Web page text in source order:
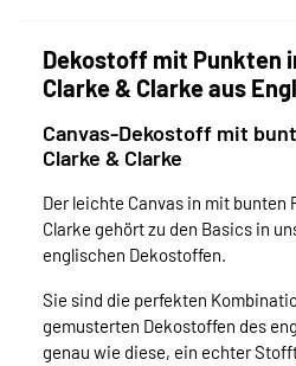
Dekostoff mit Punkten
Clarke & Clarke aus
Canvas-Dekostoff mit
Clarke & Clarke
Der leichte Canvas in mit bunten
Clarke gehört zu den Basics in
englischen Dekostoffen.
Sie sind die perfekten
gemusterten Dekostoffen des
genau wie diese, ein echter